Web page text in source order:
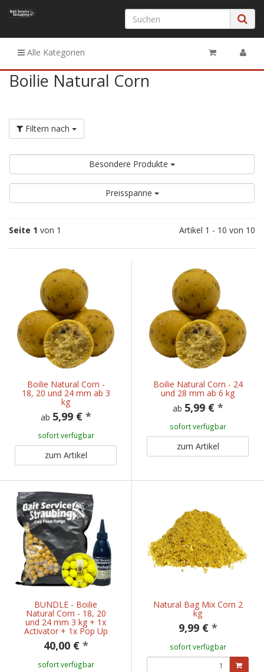
Alle Kategorien
Boilie Natural Corn
Filtern nach
Besondere Produkte
Preisspanne
Seite 1 von 1 Artikel 1 - 10 von 10
Boilie Natural Corn -
18, 20 und 24 mm ab 3
kg
ab 5,99 € *
sofort verfügbar
zum Artikel
Boilie Natural Corn - 24
und 28 mm ab 6 kg
ab 5,99 € *
sofort verfügbar
zum Artikel
BUNDLE - Boilie
Natural Corn - 18, 20
und 24 mm 3 kg + 1x
Activator + 1x Pop Up
40,00 € *
sofort verfügbar
Natural Bag Mix Corn 2
kg
9,99 € *
sofort verfügbar